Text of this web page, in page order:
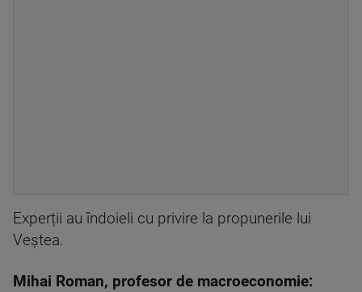
Experții au îndoieli cu privire la propunerile lui
Veștea.
Mihai Roman, profesor de macroeconomie: